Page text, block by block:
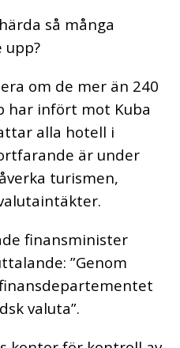
så många
om de mer än 240
har infört mot Kuba
alla hotell i
är under
turismen,
finansminister
”Genom
valuta”.